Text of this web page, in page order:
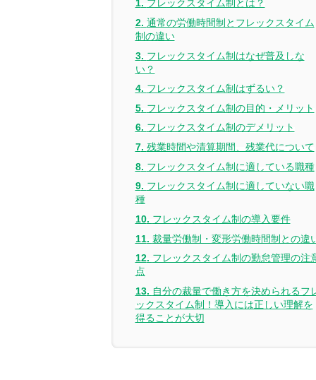
フレックスタイム制とは？
通常の労働時間制とフレックスタイム
制の違い
フレックスタイム制はなぜ普及しな
い？
フレックスタイム制はずるい？
フレックスタイム制の目的・メリット
フレックスタイム制のデメリット
残業時間や清算期間、残業代について
フレックスタイム制に適している職種
フレックスタイム制に適していない職
種
フレックスタイム制の導入要件
裁量労働制・変形労働時間制との違
フレックスタイム制の勤怠管理の注
点
自分の裁量で働き方を決められるフ
ックスタイム制！導入には正しい理解を
得ることが大切